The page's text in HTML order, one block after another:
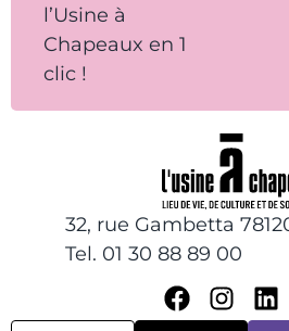
l’Usine à
Chapeaux en 1
clic !
32, rue Gambetta
Tel. 01 30 88 89 00